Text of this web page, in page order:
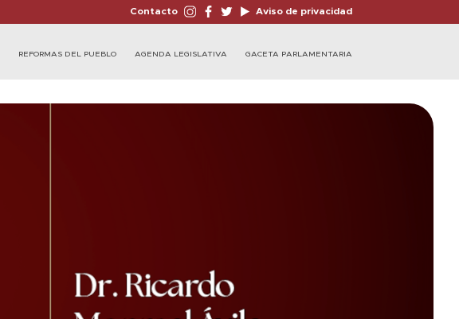
Contacto Aviso de privacidad
REFORMAS DEL PUEBLO AGENDA LEGISLATIVA GACETA PARLAMENTARIA